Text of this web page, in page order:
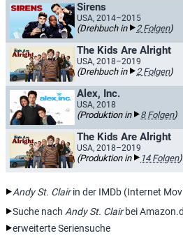
Sirens
USA, 2014–2015
(Drehbuch in 2 Folgen)
The Kids Are Alright
USA, 2018–2019
(Drehbuch in 2 Folgen)
Alex, Inc.
USA, 2018
(Produktion in 8 Folgen)
The Kids Are Alright
USA, 2018–2019
(Produktion in 14 Folgen)
Andy St. Clairin der IMDb (Internet
Suche nach Andy St. Clairbei
erweiterte Seriensuche